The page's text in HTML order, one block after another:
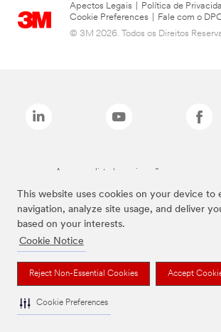
This website uses cookies on your device to
navigation, analyze site usage, and deliver
based on your interests.
Cookie Notice
Reject Non-Essential Cookies Accept
Cookie Preferences
Apectos Legais Política de
Cookie Preferences
Fale com o
© 3M 2026. Todos os Direitos
As marcas listadas a cima são marcas